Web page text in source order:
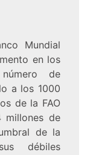
Mundial
en los
de
a los 1000
de la FAO
millones de
de la
débiles